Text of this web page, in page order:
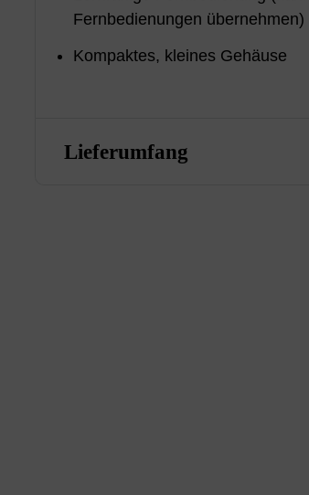
Fernbedienungen übernehmen)
Kompaktes, kleines Gehäuse
Lieferumfang